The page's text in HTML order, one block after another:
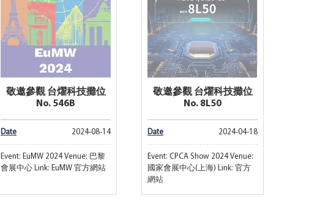
敬邀參觀 台燿科技攤位
No. 546B
Date 2024-08-14
Event: EuMW 2024 Venue: 巴黎
會展中心 Link: EuMW 官方網站
敬邀參觀 台燿科技攤位
No. 8L50
Date 2024-04-18
Event: CPCA Show 2024 Venue:
國家會展中心(上海) Link: 官方
網站